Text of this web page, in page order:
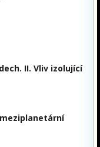
II. Vliv izolující
meziplanetární